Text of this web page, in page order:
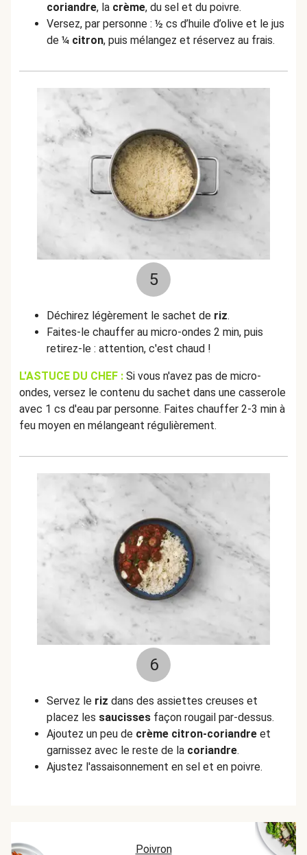
coriandre, la crème, du sel et du poivre.
Versez, par personne : ½ cs d’huile d’olive et le jus
de ¼ citron, puis mélangez et réservez au frais.
5
Déchirez légèrement le sachet de riz.
Faites-le chauffer au micro-ondes 2 min, puis
retirez-le : attention, c'est chaud !
L'ASTUCE DU CHEF : Si vous n'avez pas de micro-
ondes, versez le contenu du sachet dans une casserole
avec 1 cs d'eau par personne. Faites chauffer 2-3 min à
feu moyen en mélangeant régulièrement.
6
Servez le riz dans des assiettes creuses et
placez les saucisses façon rougail par-dessus.
Ajoutez un peu de crème citron-coriandre et
garnissez avec le reste de la coriandre.
Ajustez l'assaisonnement en sel et en poivre.
Poivron